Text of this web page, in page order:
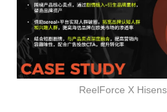
ReelForce X